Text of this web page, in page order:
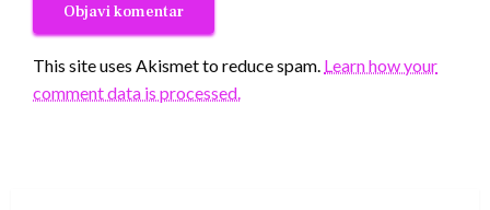
This site uses Akismet to reduce spam. Learn how your
comment data is processed.